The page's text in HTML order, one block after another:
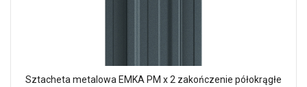
Sztacheta metalowa EMKA PM x 2 zakończenie półokrągłe